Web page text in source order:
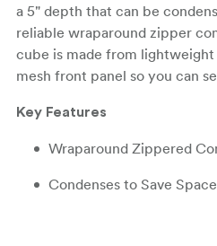
a 5" depth that can be
reliable wraparound zipper
cube is made from
mesh front panel so you can
Key Features
Wraparound Zippered
Condenses to Save Space